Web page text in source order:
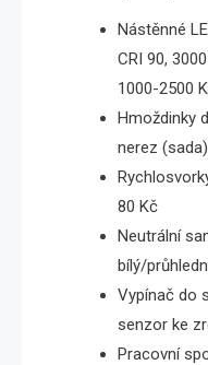
Nástěnné
CRI 90,
1000-2500
Hmoždinky
nerez
80 Kč
Neutrální
bílý/
Vypínač do
senzor ke
Pracovní